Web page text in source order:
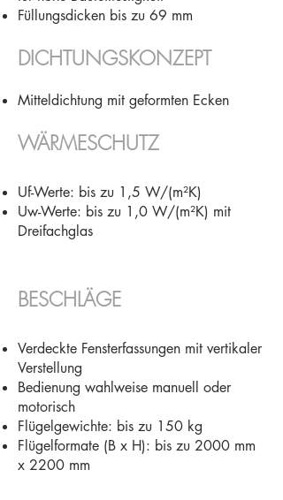
Füllungsdicken bis zu 69 mm
DICHTUNGSKONZEPT
Mitteldichtung mit geformten Ecken
WÄRMESCHUTZ
Uf-Werte: bis zu 1,5 W/(m²K)
Uw-Werte: bis zu 1,0 W/(m²K) mit
Dreifachglas
BESCHLÄGE​
Verdeckte Fensterfassungen mit vertikaler
Verstellung
Bedienung wahlweise manuell oder
motorisch
Flügelgewichte: bis zu 150 kg
Flügelformate (B x H): bis zu 2000 mm
x 2200 mm